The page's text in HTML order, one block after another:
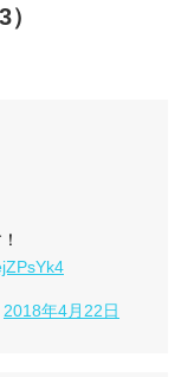
2018年4月22日